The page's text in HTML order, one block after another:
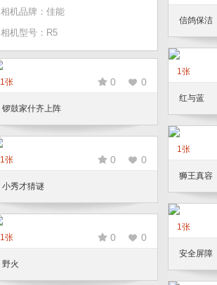
相机品牌：佳能
相机型号：R5
信鸽保洁
1张
红与蓝
1张 0 0
锣鼓家什齐上阵
1张
狮王真容
1张 0 0
小秀才猜谜
1张
安全屏障
1张 0 0
野火